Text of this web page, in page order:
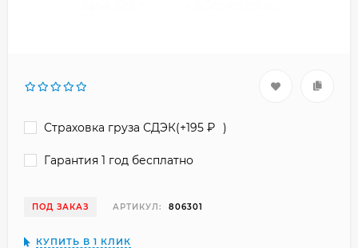
Страховка груза СДЭК(+195 )
Гарантия 1 год бесплатно
ПОД ЗАКАЗ АРТИКУЛ: 806301
КУПИТЬ В 1 КЛИК